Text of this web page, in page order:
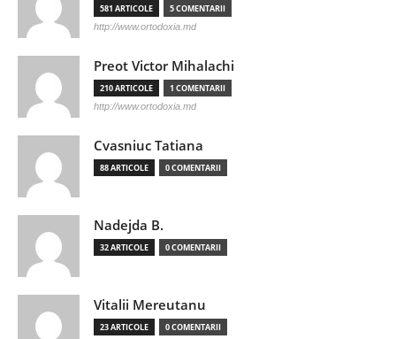
581 ARTICOLE 5 COMENTARII
http://www.ortodoxia.md
Preot Victor Mihalachi
210 ARTICOLE 1 COMENTARII
http://www.ortodoxia.md
Cvasniuc Tatiana
88 ARTICOLE 0 COMENTARII
Nadejda B.
32 ARTICOLE 0 COMENTARII
Vitalii Mereutanu
23 ARTICOLE 0 COMENTARII